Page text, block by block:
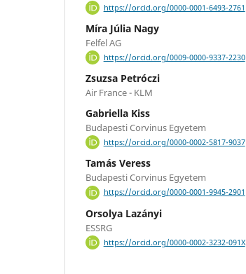
https://orcid.org/0000-0001-6493-2761
Míra Júlia Nagy
Felfel AG
https://orcid.org/0009-0000-9337-2230
Zsuzsa Petróczi
Air France - KLM
Gabriella Kiss
Budapesti Corvinus Egyetem
https://orcid.org/0000-0002-5817-9037
Tamás Veress
Budapesti Corvinus Egyetem
https://orcid.org/0000-0001-9945-2901
Orsolya Lazányi
ESSRG
https://orcid.org/0000-0002-3232-091X